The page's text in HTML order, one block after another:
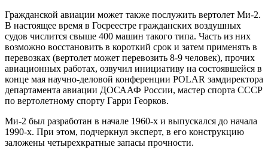
Гражданской авиации может также послужить вертолет Ми-2.
В настоящее время в Госреестре гражданских воздушных
судов числится свыше 400 машин такого типа. Часть из них
возможно восстановить в короткий срок и затем применять в
перевозках (вертолет может перевозить 8-9 человек), прочих
авиационных работах, озвучил инициативу на состоявшейся в
конце мая научно-деловой конференции POLAR замдиректора
департамента авиации ДОСААФ России, мастер спорта СССР
по вертолетному спорту Гарри Георков.
Ми-2 был разработан в начале 1960-х и выпускался до начала
1990-х. При этом, подчеркнул эксперт, в его конструкцию
заложены четырехкратные запасы прочности.